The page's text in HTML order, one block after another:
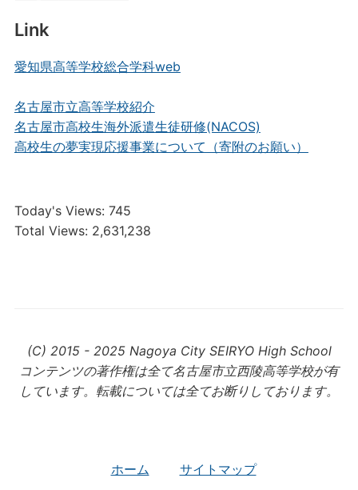
Link
愛知県高等学校総合学科web
名古屋市立高等学校紹介
名古屋市高校生海外派遣生徒研修(NACOS)
高校生の夢実現応援事業について（寄附のお願い）
Today's Views: 745
Total Views: 2,631,238
(C) 2015 - 2025 Nagoya City SEIRYO High School
コンテンツの著作権は全て名古屋市立西陵高等学校が有
しています。転載については全てお断りしております。
ホーム サイトマップ